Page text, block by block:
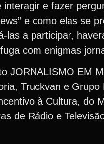
interagir e fazer
e como elas se
las a participar,
com enigmas
JORNALISMO EM
Truckvan e
à Cultura, do
de Rádio e